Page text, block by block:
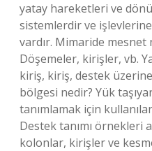
yatay hareketleri ve
sistemlerdir ve
vardır. Mimaride mesnet
Döşemeler, kirişler, vb.
kiriş, kiriş, destek
bölgesi nedir? Yük
tanımlamak için
Destek tanımı örnekleri
kolonlar, kirişler ve